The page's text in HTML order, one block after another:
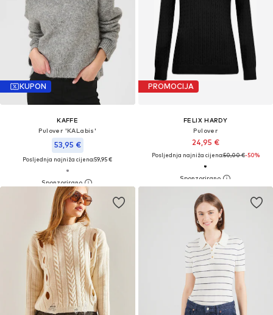
KUPON
KAFFE
Pulover 'KALabis'
53,95 €
Posljednja najniža cijena:59,95 €
PROMOCIJA
FELIX HARDY
Pulover
24,95 €
Posljednja najniža cijena:50,00 €-50%